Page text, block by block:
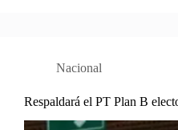
Nacional
Respaldará el PT Plan B